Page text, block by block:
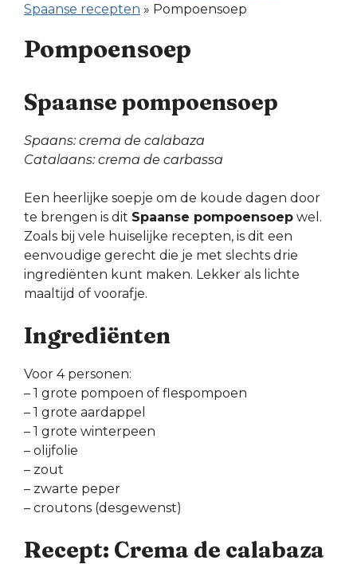
Spaanse recepten » Pompoensoep
Pompoensoep
Spaanse pompoensoep
Spaans: crema de calabaza
Catalaans: crema de carbassa
Een heerlijke soepje om de koude dagen door
te brengen is dit Spaanse pompoensoep wel.
Zoals bij vele huiselijke recepten, is dit een
eenvoudige gerecht die je met slechts drie
ingrediënten kunt maken. Lekker als lichte
maaltijd of voorafje.
Ingrediënten
Voor 4 personen:
– 1 grote pompoen of flespompoen
– 1 grote aardappel
– 1 grote winterpeen
– olijfolie
– zout
– zwarte peper
– croutons (desgewenst)
Recept: Crema de calabaza